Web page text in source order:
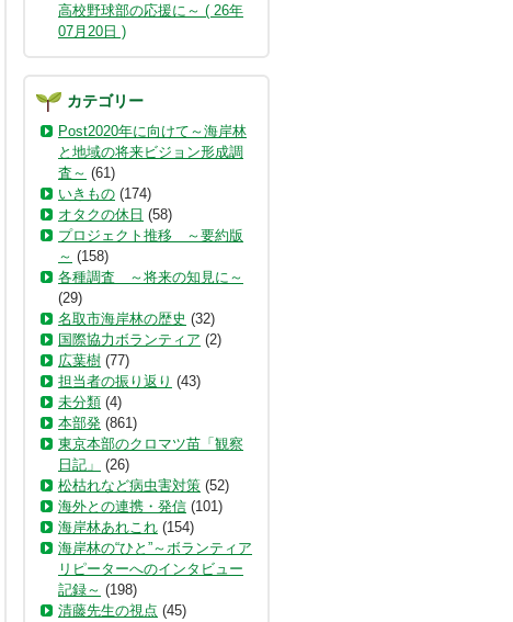
高校野球部の応援に～ ( 26年
07月20日 )
カテゴリー
Post2020年に向けて～海岸林
と地域の将来ビジョン形成調
査～ (61)
いきもの (174)
オタクの休日 (58)
プロジェクト推移 ～要約版
～ (158)
各種調査 ～将来の知見に～
(29)
名取市海岸林の歴史 (32)
国際協力ボランティア (2)
広葉樹 (77)
担当者の振り返り (43)
未分類 (4)
本部発 (861)
東京本部のクロマツ苗「観察
日記」
(26)
松枯れなど病虫害対策 (52)
海外との連携・発信 (101)
海岸林あれこれ (154)
海岸林の“ひと”～ボランティア
リピーターへのインタビュー
記録～ (198)
清藤先生の視点 (45)